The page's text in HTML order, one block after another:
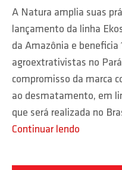
A Natura amplia suas
lançamento da linha
da Amazônia e
agroextrativistas no
compromisso da marca
ao desmatamento, em
que será realizada no
Continuar lendo